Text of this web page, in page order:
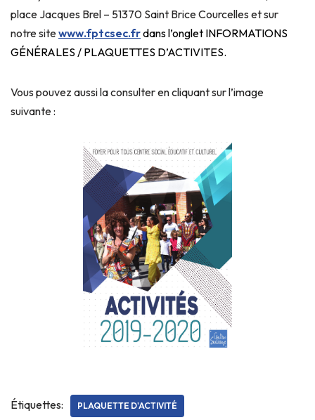
place Jacques Brel – 51370 Saint Brice Courcelles et sur
notre sitewww.fptcsec.frdans l’onglet INFORMATIONS
GÉNÉRALES / PLAQUETTES D’ACTIVITES.
Vous pouvez aussi la consulter en cliquant sur l’image
suivante :
Étiquettes: PLAQUETTE D'ACTIVITÉ